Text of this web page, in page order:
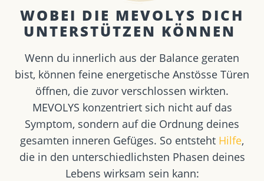
WOBEI DIE MEVOLYS DICH
UNTERSTÜTZEN KÖNNEN ​
Wenn du innerlich aus der Balance geraten
bist, können feine energetische Anstösse Türen
öffnen, die zuvor verschlossen wirkten.
MEVOLYS konzentriert sich nicht auf das
Symptom, sondern auf die Ordnung deines
gesamten inneren Gefüges. So entsteht Hilfe,
die in den unterschiedlichsten Phasen deines
Lebens wirksam sein kann: